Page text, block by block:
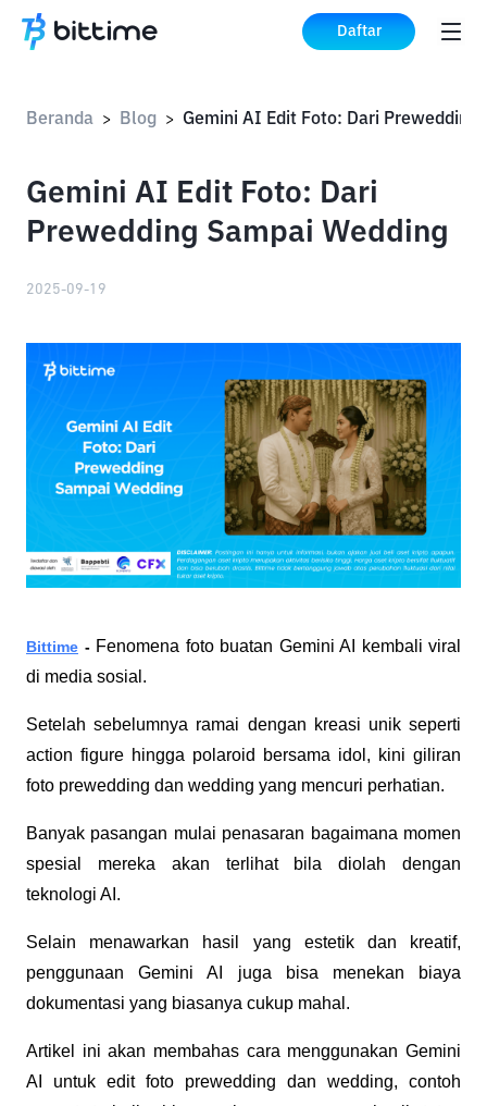
Daftar
Beranda > Blog >
Gemini AI Edit Foto: Dari
Prewedding Sampai Wedding
2025-09-19
Bittime - Fenomena foto buatan Gemini AI kembali viral
di media sosial.
Setelah sebelumnya ramai dengan kreasi unik seperti
action figure hingga polaroid bersama idol, kini giliran
foto prewedding dan wedding yang mencuri perhatian.
Banyak pasangan mulai penasaran bagaimana momen
spesial mereka akan terlihat bila diolah dengan
teknologi AI.
Selain menawarkan hasil yang estetik dan kreatif,
penggunaan Gemini AI juga bisa menekan biaya
dokumentasi yang biasanya cukup mahal.
Artikel ini akan membahas cara menggunakan Gemini
AI untuk edit foto prewedding dan wedding, contoh